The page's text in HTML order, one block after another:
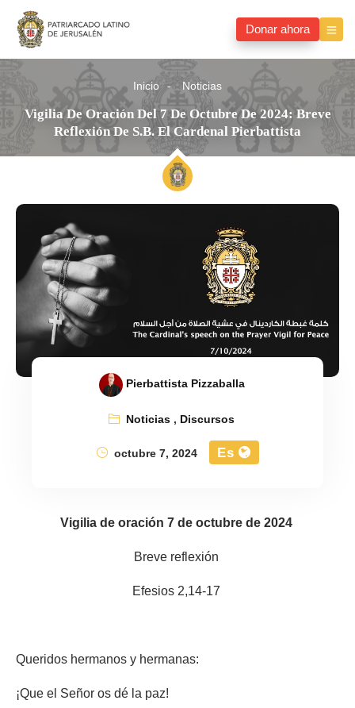
Donar ahora
Inicio Noticias
Vigilia De Oración Del 7 De Octubre De 2024: Breve
Reflexión De S.B. El Cardenal Pierbattista
Pierbattista Pizzaballa
Noticias, Discursos
octubre 7, 2024
Es
Vigilia de oración 7 de octubre de 2024
Breve reflexión
Efesios 2,14-17
Queridos hermanos y hermanas:
¡Que el Señor os dé la paz!